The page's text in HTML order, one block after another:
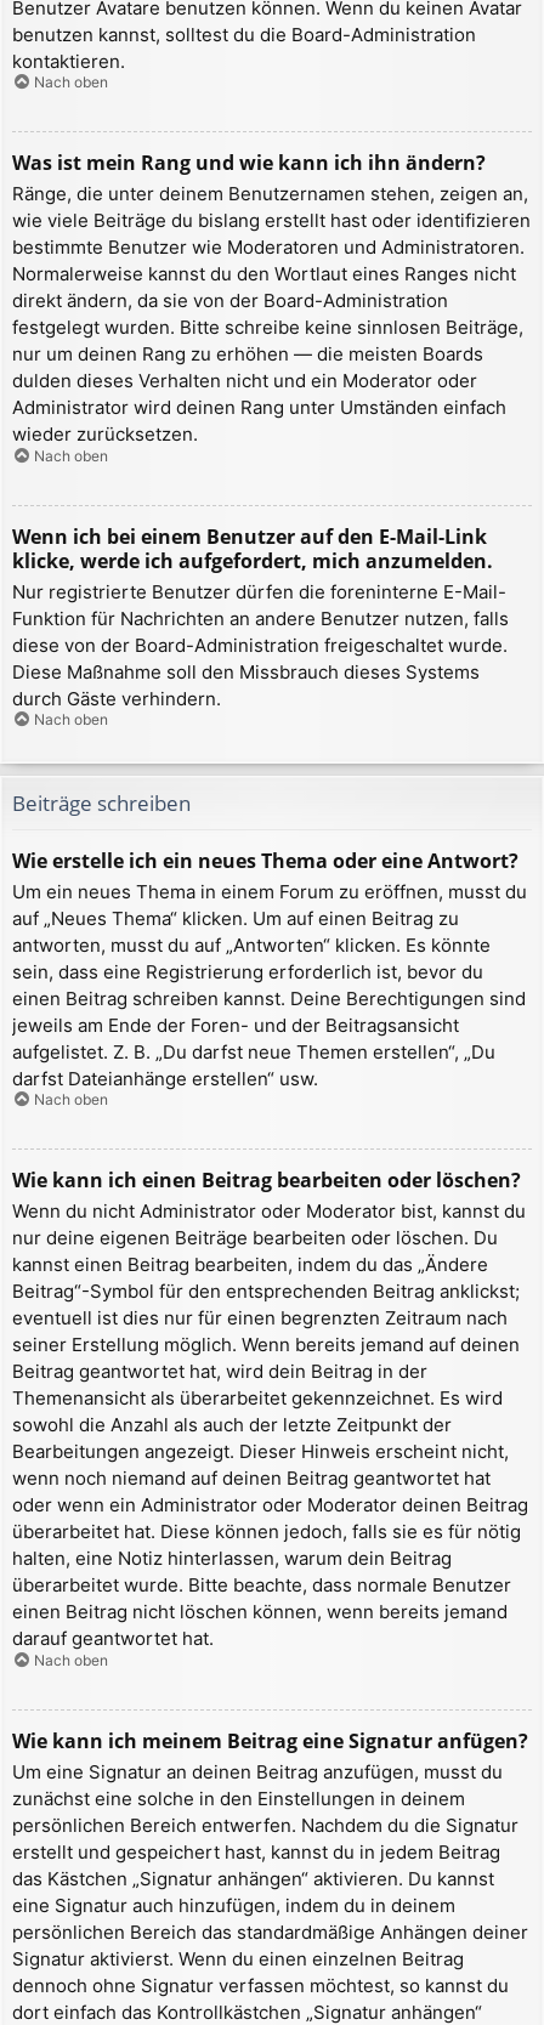
Benutzer Avatare benutzen können. Wenn du keinen Avatar
benutzen kannst, solltest du die Board-Administration
kontaktieren.
Nach oben
Was ist mein Rang und wie kann ich ihn ändern?
Ränge, die unter deinem Benutzernamen stehen, zeigen an,
wie viele Beiträge du bislang erstellt hast oder identifizieren
bestimmte Benutzer wie Moderatoren und Administratoren.
Normalerweise kannst du den Wortlaut eines Ranges nicht
direkt ändern, da sie von der Board-Administration
festgelegt wurden. Bitte schreibe keine sinnlosen Beiträge,
nur um deinen Rang zu erhöhen — die meisten Boards
dulden dieses Verhalten nicht und ein Moderator oder
Administrator wird deinen Rang unter Umständen einfach
wieder zurücksetzen.
Nach oben
Wenn ich bei einem Benutzer auf den E-Mail-Link
klicke, werde ich aufgefordert, mich anzumelden.
Nur registrierte Benutzer dürfen die foreninterne E-Mail-
Funktion für Nachrichten an andere Benutzer nutzen, falls
diese von der Board-Administration freigeschaltet wurde.
Diese Maßnahme soll den Missbrauch dieses Systems
durch Gäste verhindern.
Nach oben
Beiträge schreiben
Wie erstelle ich ein neues Thema oder eine Antwort?
Um ein neues Thema in einem Forum zu eröffnen, musst du
auf „Neues Thema“ klicken. Um auf einen Beitrag zu
antworten, musst du auf „Antworten“ klicken. Es könnte
sein, dass eine Registrierung erforderlich ist, bevor du
einen Beitrag schreiben kannst. Deine Berechtigungen sind
jeweils am Ende der Foren- und der Beitragsansicht
aufgelistet. Z. B. „Du darfst neue Themen erstellen“, „Du
darfst Dateianhänge erstellen“ usw.
Nach oben
Wie kann ich einen Beitrag bearbeiten oder löschen?
Wenn du nicht Administrator oder Moderator bist, kannst du
nur deine eigenen Beiträge bearbeiten oder löschen. Du
kannst einen Beitrag bearbeiten, indem du das „Ändere
Beitrag“-Symbol für den entsprechenden Beitrag anklickst;
eventuell ist dies nur für einen begrenzten Zeitraum nach
seiner Erstellung möglich. Wenn bereits jemand auf deinen
Beitrag geantwortet hat, wird dein Beitrag in der
Themenansicht als überarbeitet gekennzeichnet. Es wird
sowohl die Anzahl als auch der letzte Zeitpunkt der
Bearbeitungen angezeigt. Dieser Hinweis erscheint nicht,
wenn noch niemand auf deinen Beitrag geantwortet hat
oder wenn ein Administrator oder Moderator deinen Beitrag
überarbeitet hat. Diese können jedoch, falls sie es für nötig
halten, eine Notiz hinterlassen, warum dein Beitrag
überarbeitet wurde. Bitte beachte, dass normale Benutzer
einen Beitrag nicht löschen können, wenn bereits jemand
darauf geantwortet hat.
Nach oben
Wie kann ich meinem Beitrag eine Signatur anfügen?
Um eine Signatur an deinen Beitrag anzufügen, musst du
zunächst eine solche in den Einstellungen in deinem
persönlichen Bereich entwerfen. Nachdem du die Signatur
erstellt und gespeichert hast, kannst du in jedem Beitrag
das Kästchen „Signatur anhängen“ aktivieren. Du kannst
eine Signatur auch hinzufügen, indem du in deinem
persönlichen Bereich das standardmäßige Anhängen deiner
Signatur aktivierst. Wenn du einen einzelnen Beitrag
dennoch ohne Signatur verfassen möchtest, so kannst du
dort einfach das Kontrollkästchen „Signatur anhängen“